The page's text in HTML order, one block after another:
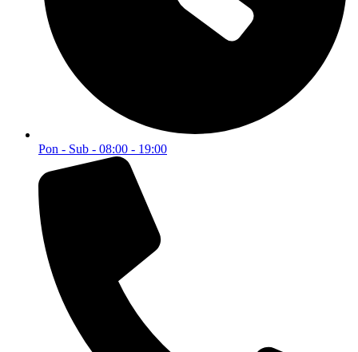
Pon - Sub - 08:00 - 19:00